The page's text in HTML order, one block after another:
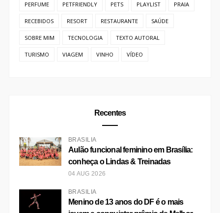
PERFUME PETFRIENDLY PETS PLAYLIST PRAIA
RECEBIDOS RESORT RESTAURANTE SAÚDE
SOBRE MIM TECNOLOGIA TEXTO AUTORAL
TURISMO VIAGEM VINHO VÍDEO
Recentes
BRASÍLIA
Aulão funcional feminino em Brasília:
conheça o Lindas & Treinadas
04 AUG 2026
BRASÍLIA
Menino de 13 anos do DF é o mais